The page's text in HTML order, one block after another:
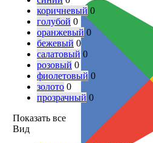
коричневый 0
голубой 0
оранжевый 0
бежевый 0
салатовый 0
розовый 0
фиолетовый 0
золото 0
прозрачный 0
Показать все
Вид